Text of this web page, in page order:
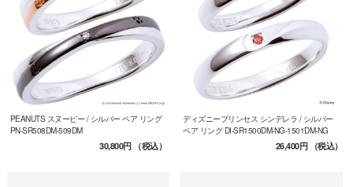
PEANUTS スヌーピー / シルバー ペア リング
PN-SR508DM-509DM
30,800円（税込）
ディズニープリンセス シンデレラ / シルバー
ペア リング DI-SR1500DM-NG-1501DM-NG
26,400円（税込）